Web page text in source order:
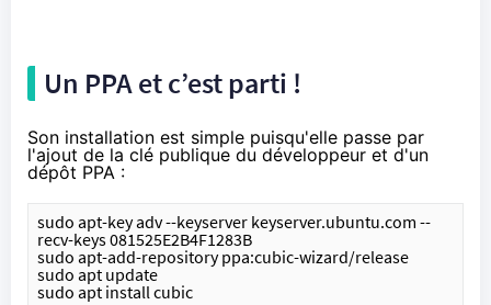
Un PPA et c’est parti !
Son installation est simple puisqu'elle passe par
l'ajout de la clé publique du développeur et d'un
dépôt PPA :
sudo apt-key adv --keyserver keyserver.ubuntu.com --
recv-keys 081525E2B4F1283B
sudo apt-add-repository ppa:cubic-wizard/release
sudo apt update
sudo apt install cubic